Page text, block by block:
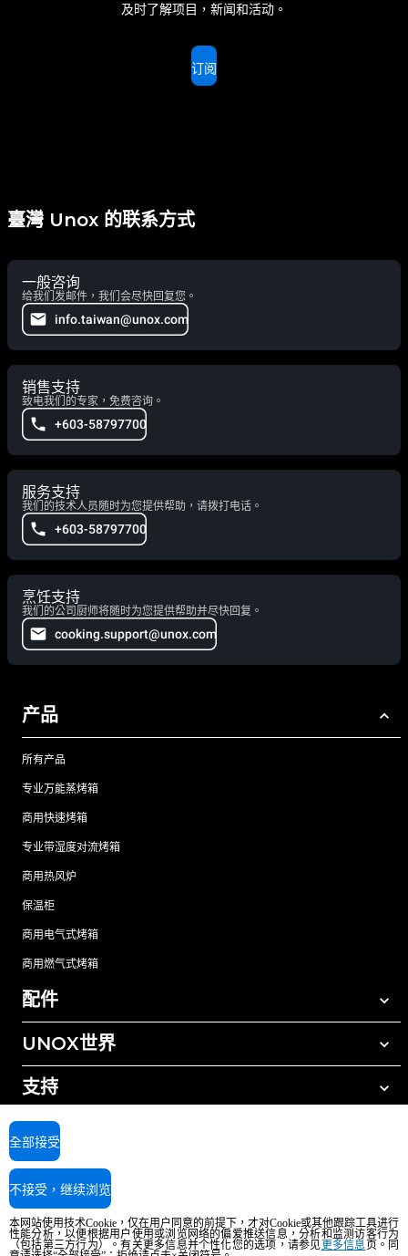
及时了解项目，新闻和活动。
订阅
臺灣 Unox 的联系方式
一般咨询
给我们发邮件，我们会尽快回复您。
info.taiwan@unox.com
销售支持
致电我们的专家，免费咨询。
+603-58797700
服务支持
我们的技术人员随时为您提供帮助，请拨打电话。
+603-58797700
烹饪支持
我们的公司厨师将随时为您提供帮助并尽快回复。
cooking.support@unox.com
产品
所有产品
专业万能蒸烤箱
商用快速烤箱
专业带湿度对流烤箱
商用热风炉
保温柜
商用电气式烤箱
商用燃气式烤箱
配件
所有配件
手动清洗清洁剂
树脂过滤水处理
反渗透水处理
UNOX世界
我们在全球的办事处
支持
UNOX质保
查找经销商
查找服务中心
版权所有2026 UNOX SpA保留所有权利。Reg.Imp.Padova n°04230750285 -
REA Padova 372835 - Cap.Soc.5.000.000€iv - 增值税/税号04230750285 - IT
AI Content Disclaimer
本网站使用技术Cookie，仅在用户同意的前提下，才对Cookie或其他跟踪工具进行
性能分析，以便根据用户使用或浏览网络的偏爱推送信息，分析和监测访客行为
（包括第三方行为）。有关更多信息并个性化您的选项，请参见更多信息 页。同
全部接受
不接受，继续浏览